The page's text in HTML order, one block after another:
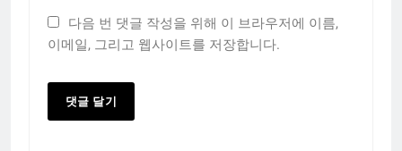
다음 번 댓글 작성을 위해 이 브라우저에 이름,
이메일, 그리고 웹사이트를 저장합니다.